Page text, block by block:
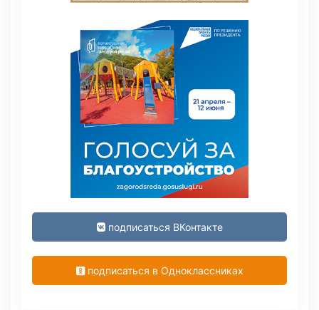
подписаться ВКонтакте
подписаться в Одноклассниках